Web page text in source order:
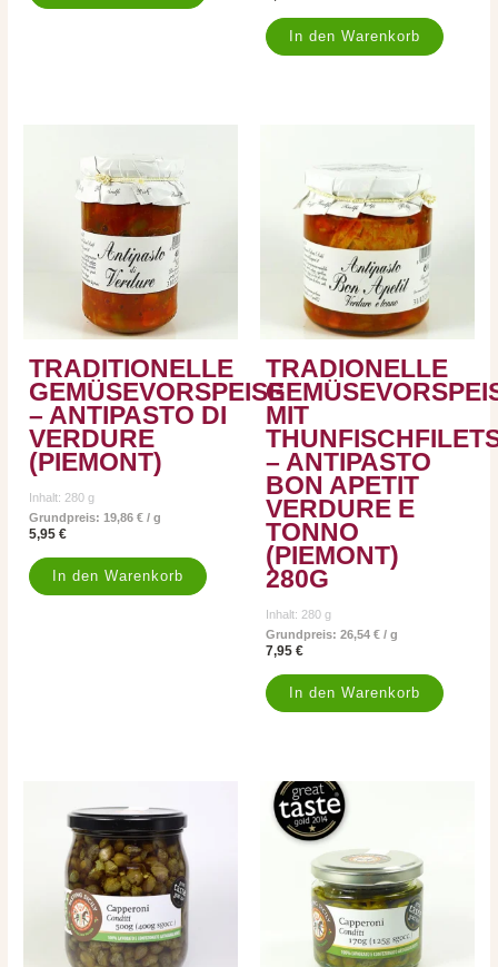
In den Warenkorb
TRADITIONELLE
GEMÜSEVORSPEISE
– ANTIPASTO DI
VERDURE
(PIEMONT)
Inhalt: 280g
Grundpreis:19,86€ /g
5,95€
In den Warenkorb
TRADIONELLE
MIT
– ANTIPASTO
BON APETIT
VERDURE E
TONNO
(PIEMONT)
280G
Inhalt: 280 g
Grundpreis: 26,54 € / g
7,95 €
In den Warenkorb